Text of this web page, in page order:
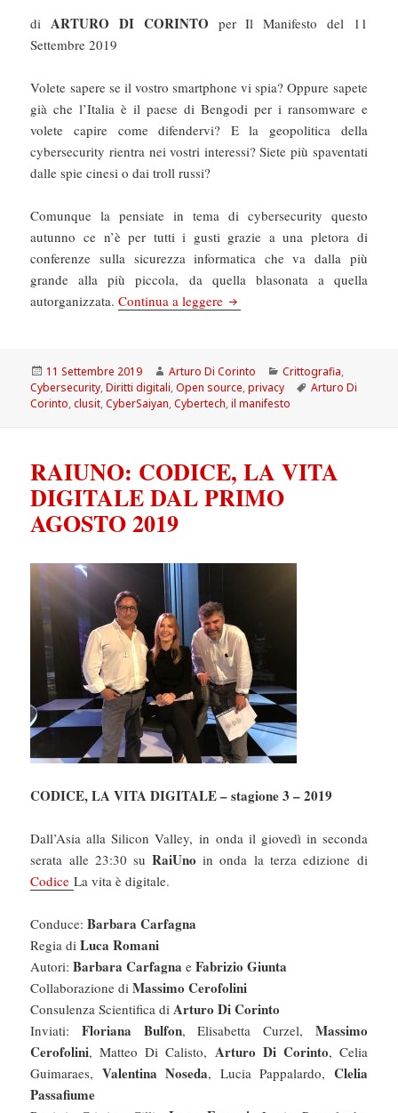
di ARTURO DI CORINTO per Il Manifesto del 11
Settembre 2019
Volete sapere se il vostro smartphone vi spia? Oppure sapete
già che l’Italia è il paese di Bengodi per i ransomware e
volete capire come difendervi? E la geopolitica della
cybersecurity rientra nei vostri interessi? Siete più spaventati
dalle spie cinesi o dai troll russi?
Comunque la pensiate in tema di cybersecurity questo
autunno ce n’è per tutti i gusti grazie a una pletora di
conferenze sulla sicurezza informatica che va dalla più
grande alla più piccola, da quella blasonata a quella
autorganizzata.Continua a leggere Il Manifesto: L’autunno della
Scritto
il
11 Settembre 2019 Autore
Arturo Di Corinto Categorie
Crittografia,
Cybersecurity,Diritti digitali,Open source,privacy Tag
Arturo Di
Corinto,clusit,CyberSaiyan,Cybertech,il manifesto
RAIUNO: CODICE, LA VITA
DIGITALE DAL PRIMO
AGOSTO 2019
CODICE, LA VITA DIGITALE – stagione 3 – 2019
Dall’Asia alla Silicon Valley, in onda il giovedì in seconda
serata alle 23:30 su RaiUno in onda la terza edizione di
CodiceLa vita è digitale.
Conduce:Barbara Carfagna
Regia diLuca Romani
Autori:Barbara Carfagna eFabrizio Giunta
Collaborazione diMassimo Cerofolini
Consulenza Scientifica di Arturo Di Corinto
Inviati:Floriana Bulfon, Elisabetta Curzel, Massimo
Cerofolini, Matteo Di Calisto, Arturo Di Corinto, Celia
Guimaraes, Valentina Noseda, Lucia Pappalardo, Clelia
Passafiume